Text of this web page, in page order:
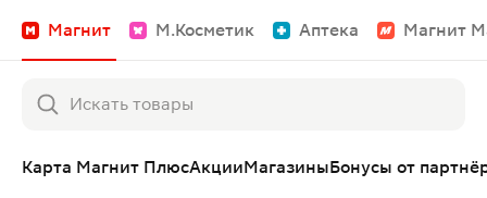
Магнит М.Косметик Аптека Магнит
Карта Магнит ПлюсАкцииМагазиныБонусы от